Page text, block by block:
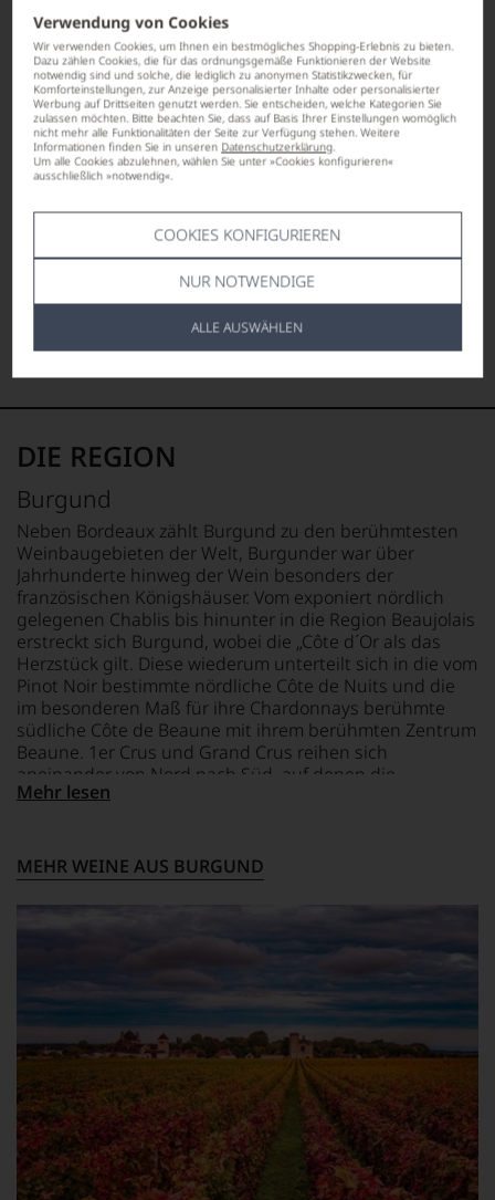
Verwendung von Cookies
Wir verwenden Cookies, um Ihnen ein bestmögliches Shopping-Erlebnis zu bieten.
Dazu zählen Cookies, die für das ordnungsgemäße Funktionieren der Website
notwendig sind und solche, die lediglich zu anonymen Statistikzwecken, für
Komforteinstellungen, zur Anzeige personalisierter Inhalte oder personalisierter
Werbung auf Drittseiten genutzt werden. Sie entscheiden, welche Kategorien Sie
zulassen möchten. Bitte beachten Sie, dass auf Basis Ihrer Einstellungen womöglich
nicht mehr alle Funktionalitäten der Seite zur Verfügung stehen. Weitere
Informationen finden Sie in unseren Datenschutzerklärung.
Um alle Cookies abzulehnen, wählen Sie unter »Cookies konfigurieren«
ausschließlich »notwendig«.
COOKIES KONFIGURIEREN
NUR NOTWENDIGE
ALLE AUSWÄHLEN
1 von 2
DIE REGION
Burgund
Neben Bordeaux zählt Burgund zu den berühmtesten
Weinbaugebieten der Welt, Burgunder war über
Jahrhunderte hinweg der Wein besonders der
französischen Königshäuser. Vom exponiert nördlich
gelegenen Chablis bis hinunter in die Region Beaujolais
erstreckt sich Burgund, wobei die „Côte d´Or als das
Herzstück gilt. Diese wiederum unterteilt sich in die vom
Pinot Noir bestimmte nördliche Côte de Nuits und die
im besonderen Maß für ihre Chardonnays berühmte
südliche Côte de Beaune mit ihrem berühmten Zentrum
Beaune. 1er Crus und Grand Crus reihen sich
aneinander von Nord nach Süd, auf denen die
berühmtesten und begehrtesten Weiß- und Rotweine
Boden besteht in erster Linie aus Kalk. Im hoch im
Norden gelegenen Chablis entsteht darüber hinaus
einer der interessantesten Chardonnay-Weine
überhaupt auf dem einzigartigen Kimmeridge-Kalk,
während der Chardonnay aus dem südlichen Meursault
wird dem Burgund hinzugerechnet, allerdings weichen
Klima und Boden, und erst recht die dominierende
Rotweinsorte Gamay deutlich vom Burgund ab.
Mehr lesen
MEHR WEINE AUS BURGUND